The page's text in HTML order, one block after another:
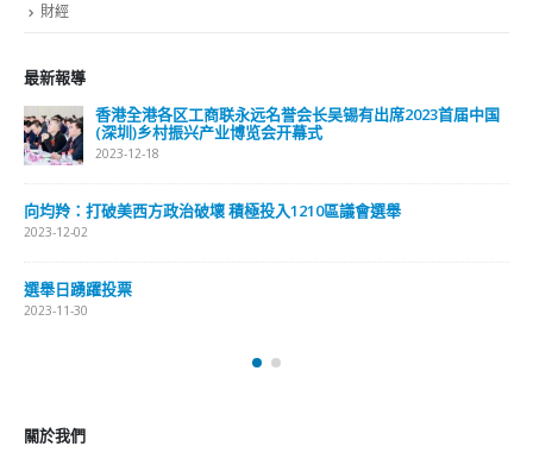
財經
最新報導
香港全港各区工商联永远名誉会长吴锡有出席2023首届中国
(深圳)乡村振兴产业博览会开幕式
2023-12-18
向均羚：打破美西方政治破壞 積極投入1210區議會選舉
2023-12-02
選舉日踴躍投票
2023-11-30
關於我們